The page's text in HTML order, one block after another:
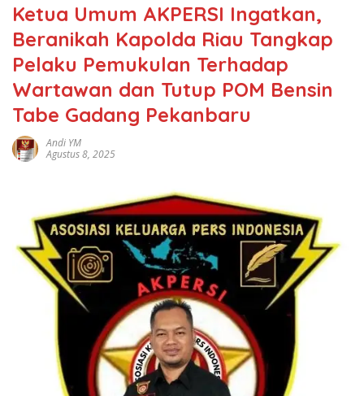
Ketua Umum AKPERSI Ingatkan,
Beranikah Kapolda Riau Tangkap
Pelaku Pemukulan Terhadap
Wartawan dan Tutup POM Bensin
Tabe Gadang Pekanbaru
Andi YM
Agustus 8, 2025